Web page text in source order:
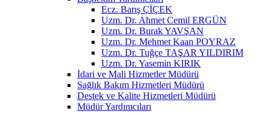
Ecz. Barış ÇİÇEK
Uzm. Dr. Ahmet Cemil ERGÜN
Uzm. Dr. Burak YAVŞAN
Uzm. Dr. Mehmet Kaan POYRAZ
Uzm. Dr. Tuğçe TAŞAR YILDIRIM
Uzm. Dr. Yasemin KIRIK
İdari ve Mali Hizmetler Müdürü
Sağlık Bakım Hizmetleri Müdürü
Destek ve Kalite Hizmetleri Müdürü
Müdür Yardımcıları